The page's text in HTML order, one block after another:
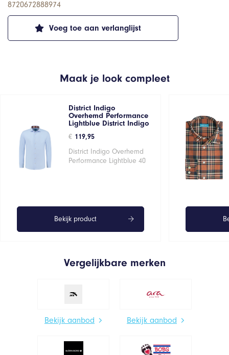
Voeg toe aan verlanglijst
8720672888974
Maak je look compleet
District Indigo
Overhemd Performance
Lightblue District Indigo
€ 119,95
District Indigo Overhemd
Performance Lightblue 40
Bekijk product
Vergelijkbare merken
Bekijk aanbod Bekijk aanbod